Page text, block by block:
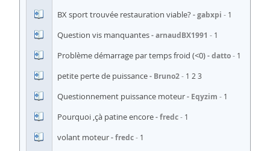
BX sport trouvée restauration viable? gabxpi 1
Question vis manquantes arnaudBX1991 1
Problème démarrage par temps froid (<0) datto 1
petite perte de puissance Bruno2 1 2 3
Questionnement puissance moteur Eqyzim 1
Pourquoi ,çà patine encore fredc 1
volant moteur fredc 1